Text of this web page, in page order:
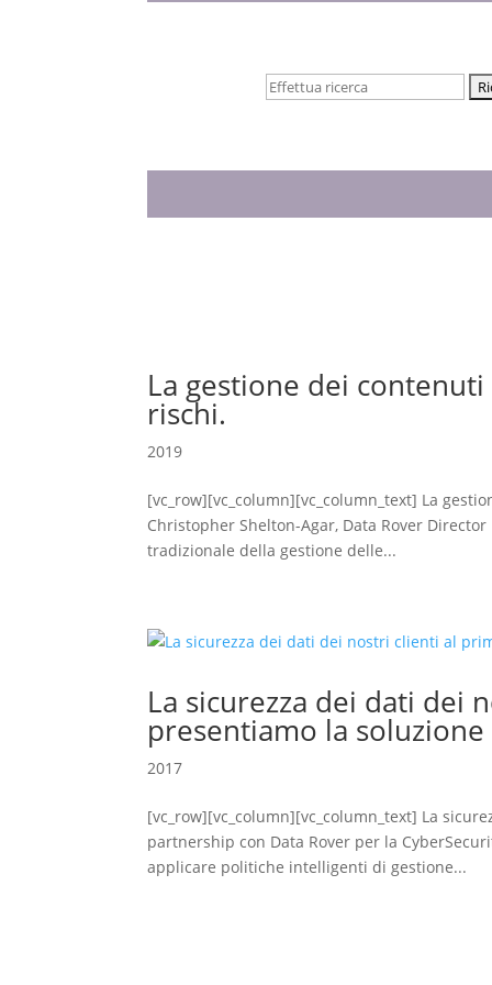
Cerca:
La gestione dei
rischi.
2019
[vc_row][vc_column][vc_column_text] La
Christopher Shelton-Agar, Data Rover
tradizionale della gestione delle...
La sicurezza dei dati dei
presentiamo la soluzione
2017
[vc_row][vc_column][vc_column_text] La
partnership con Data Rover per la
applicare politiche intelligenti di gestione...